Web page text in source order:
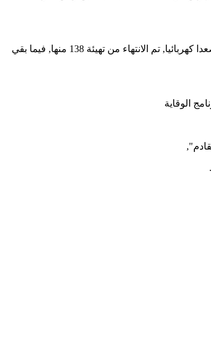
وتضمن جدول الأعمال أيضا "متابعة وضعية المصاعد الكهربائية بالعمارات, والتي باشرت مصالح الولاية برنامجا لصيانتها وإعادة تهيئتها, حيث تم إحصاء 351 مصعدا كهربائيا, تم الانتهاء من تهيئة 138 منها, فيما بقي
الوقاية